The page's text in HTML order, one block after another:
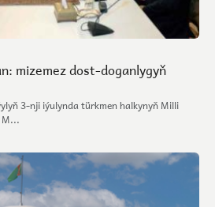
mizemez dost-doganlygyň
3-nji iýulynda türkmen halkynyň Milli